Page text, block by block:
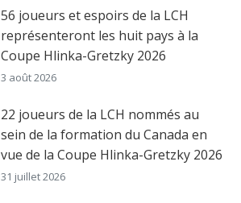
56 joueurs et espoirs de la LCH
représenteront les huit pays à la
Coupe Hlinka-Gretzky 2026
3 août 2026
22 joueurs de la LCH nommés au
sein de la formation du Canada en
vue de la Coupe Hlinka-Gretzky 2026
31 juillet 2026